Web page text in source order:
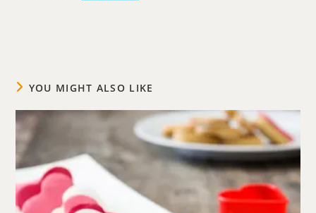
YOU MIGHT ALSO LIKE